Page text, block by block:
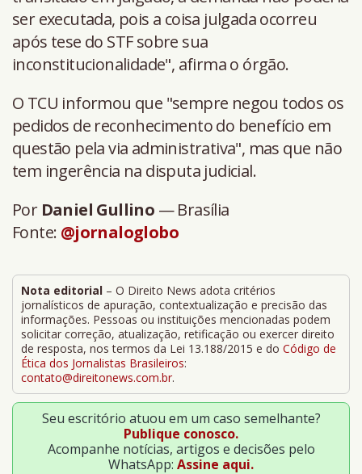
ser executada, pois a coisa julgada ocorreu
após tese do STF sobre sua
inconstitucionalidade", afirma o órgão.
O TCU informou que "sempre negou todos os
pedidos de reconhecimento do benefício em
questão pela via administrativa", mas que não
tem ingerência na disputa judicial.
Por Daniel Gullino — Brasília
Fonte: @jornaloglobo
Nota editorial – O Direito News adota critérios
jornalísticos de apuração, contextualização e precisão das
informações. Pessoas ou instituições mencionadas podem
solicitar correção, atualização, retificação ou exercer direito
de resposta, nos termos da Lei 13.188/2015 e do Código de
Ética dos Jornalistas Brasileiros:
contato@direitonews.com.br.
Seu escritório atuou em um caso semelhante?
Publique conosco.
Acompanhe notícias, artigos e decisões pelo
WhatsApp: Assine aqui.